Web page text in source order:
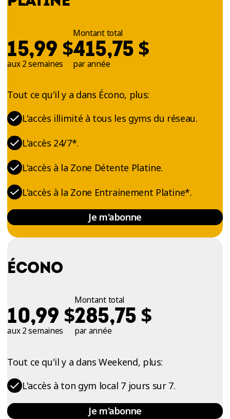
ÉCONO
10,99 $
aux 2 semaines
Montant total
285,75 $
par année
Tout ce qu'il y a dans Weekend, plus:
L'accès à ton gym local 7 jours sur 7.
Je m'abonne
15,99 $
aux 2 semaines
Montant total
415,75 $
par année
Tout ce qu'il y a dans Écono, plus:
L'accès illimité à tous les gyms du réseau.
L'accès 24/7*.
L'accès à la Zone Détente Platine.
L'accès à la Zone Entrainement Platine*.
Je m'abonne